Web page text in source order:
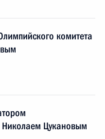
комитета
Николаем Цукановым